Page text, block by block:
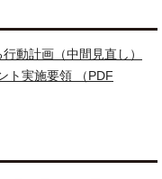
動計画（中間見直し）
ト実施要領 （PDF